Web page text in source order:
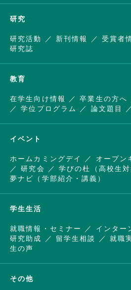
研究
研究活動 新刊情報 受賞者
研究誌
教育
在学生向け情報 卒業生の方へ
学位プログラム
論文題目
イベント
ホームカミングデイ オープン
研究会
学びの杜（高校生
夢ナビ（学部紹介・講義）
学生生活
就職情報・セミナー インター
研究助成
留学生相談 就職
生の声
その他